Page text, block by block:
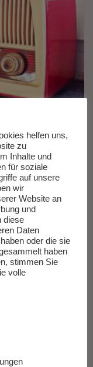
, Rezension
Poesie.
helfen uns,
zu
Inhalte und
für soziale
auf unsere
wir
Website an
und
diese
Daten
oder die sie
haben
stimmen Sie
volle